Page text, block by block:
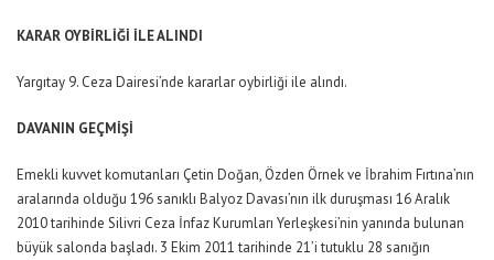
KARAR OYBİRLİĞİ İLE ALINDI
Yargıtay 9. Ceza Dairesi’nde kararlar oybirliği ile alındı.
DAVANIN GEÇMİŞİ
Emekli kuvvet komutanları Çetin Doğan, Özden Örnek ve İbrahim Fırtına’nın
aralarında olduğu 196 sanıklı Balyoz Davası’nın ilk duruşması 16 Aralık
2010 tarihinde Silivri Ceza İnfaz Kurumları Yerleşkesi’nin yanında bulunan
büyük salonda başladı. 3 Ekim 2011 tarihinde 21’i tutuklu 28 sanığın